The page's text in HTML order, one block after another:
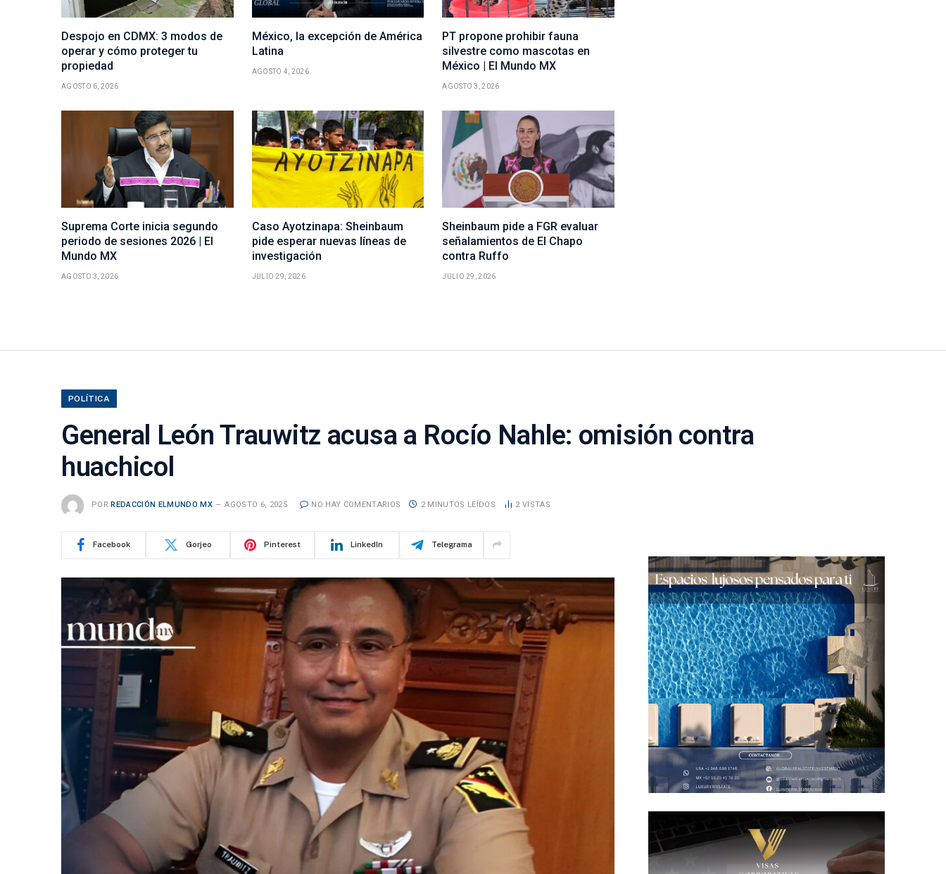
Despojo en CDMX: 3 modos de
operar y cómo proteger tu
propiedad
AGOSTO 6, 2026
México, la excepción de América
Latina
AGOSTO 4, 2026
PT propone prohibir fauna
silvestre como mascotas en
México | El Mundo MX
AGOSTO 3, 2026
Suprema Corte inicia segundo
periodo de sesiones 2026 | El
Mundo MX
AGOSTO 3, 2026
Caso Ayotzinapa: Sheinbaum
pide esperar nuevas líneas de
investigación
JULIO 29, 2026
Sheinbaum pide a FGR evaluar
señalamientos de El Chapo
contra Ruffo
JULIO 29, 2026
POLÍTICA
General León Trauwitz acusa a Rocío Nahle: omisión contra
huachicol
POR REDACCIÓN ELMUNDO MX AGOSTO 6, 2025 NO HAY COMENTARIOS 2 MINUTOS LEÍDOS 2 VISTAS
Facebook Gorjeo Pinterest LinkedIn Telegrama